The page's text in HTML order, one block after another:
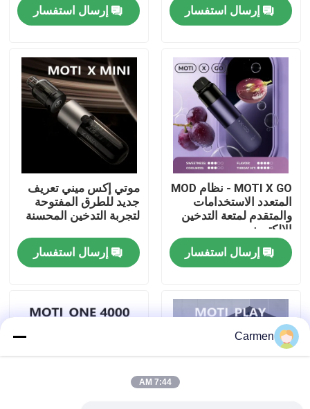
منزل
أشرطة فيديو
حول بنا
جولة في المعمل
ضبط الجودة
اتصل بنا
طلب اقتباس
فوزول فايب
إرسال استفسار
إرسال استفسار
MOTI X GO - نظام MOD
المتعدد الاستخدامات
والمتقدم لمتعة التدخين
الإلكتروني
إرسال استفسار
موتي إكس ميني تعريف
جديد للطرق المفتوحة
لتجربة التدخين المحسنة
إرسال استفسار
Carmen
7:44 AM